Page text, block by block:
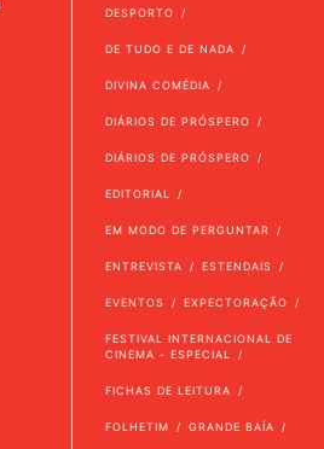
DESPORTO
DE TUDO E DE NADA
DIVINA COMÉDIA
DIÁRIOS DE PRÓSPERO
DIÁRIOS DE PRÓSPERO
EDITORIAL
EM MODO DE PERGUNTAR
ENTREVISTA ESTENDAIS
EVENTOS EXPECTORAÇÃO
FESTIVAL INTERNACIONAL DE
CINEMA - ESPECIAL
FICHAS DE LEITURA
FOLHETIM GRANDE BAÍA